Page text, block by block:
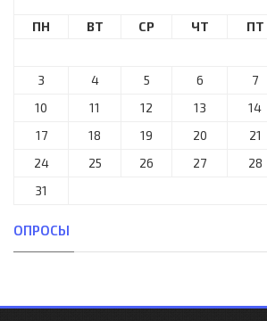
ПН ВТ СР ЧТ ПТ
3
4 5 6 7
10
11 12 13 14
17
18 19 20 21
24
25 26 27 28
31
ОПРОСЫ